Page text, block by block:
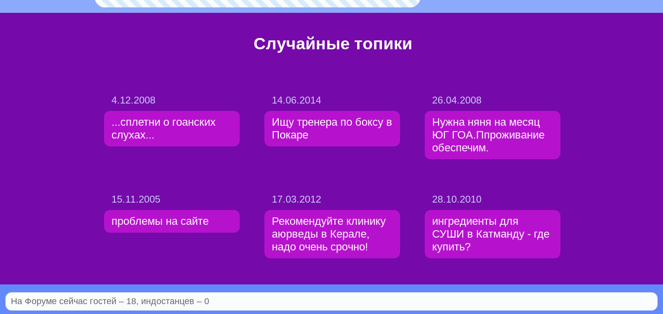
Случайные топики
4.12.2008
...сплетни о гоанских
слухах...
14.06.2014
Ищу тренера по боксу в
Покаре
26.04.2008
Нужна няня на месяц
ЮГ ГОА.Ппроживание
обеспечим.
15.11.2005
проблемы на сайте
17.03.2012
Рекомендуйте клинику
аюрведы в Керале,
надо очень срочно!
28.10.2010
ингредиенты для
СУШИ в Катманду - где
купить?
На Форуме сейчас гостей – 18, индостанцев – 0